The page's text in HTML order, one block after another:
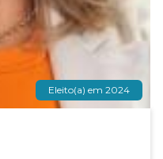
Eleito(a) em 2024